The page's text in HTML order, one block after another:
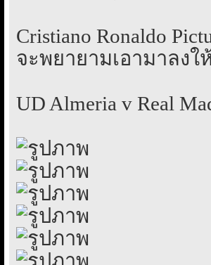
Cristiano Ronaldo
จะพยายามเอามาลง
UD Almeria v Real